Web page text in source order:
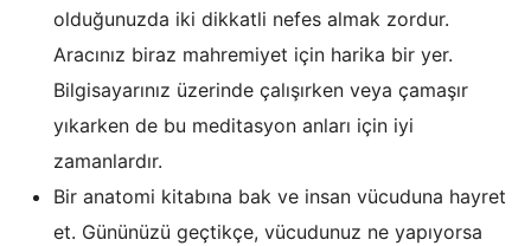
olduğunuzda iki dikkatli nefes almak zordur.
Aracınız biraz mahremiyet için harika bir yer.
Bilgisayarınız üzerinde çalışırken veya çamaşır
yıkarken de bu meditasyon anları için iyi
zamanlardır.
Bir anatomi kitabına bak ve insan vücuduna hayret
et. Gününüzü geçtikçe, vücudunuz ne yapıyorsa